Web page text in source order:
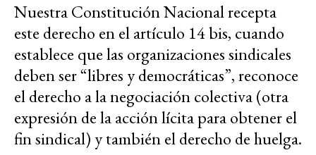
Nuestra Constitución Nacional recepta
este derecho en el artículo 14 bis, cuando
establece que las organizaciones sindicales
deben ser “libres y democráticas”, reconoce
el derecho a la negociación colectiva (otra
expresión de la acción lícita para obtener el
fin sindical) y también el derecho de huelga.